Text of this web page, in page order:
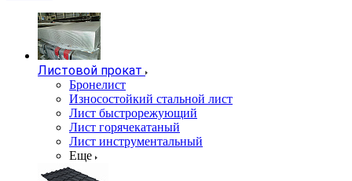
Листовой прокат
Бронелист
Износостойкий стальной лист
Лист быстрорежующий
Лист горячекатаный
Лист инструментальный
Еще